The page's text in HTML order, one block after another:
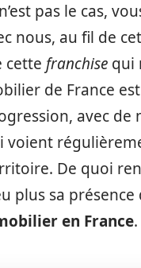
pas le cas,
nous, au fil de
cette franchise qui
de France
avec de
voient
De quoi
plus sa présence
en France.